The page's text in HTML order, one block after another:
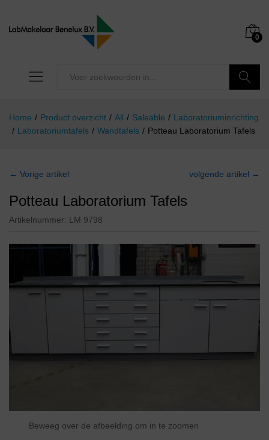
0
Home / Product overzicht / All / Saleable / Laboratoriuminrichting
/ Laboratoriumtafels / Wandtafels / Potteau Laboratorium Tafels
← Vorige artikel volgende artikel →
Potteau Laboratorium Tafels
Artikelnummer: LM 9798
Beweeg over de afbeelding om in te zoomen